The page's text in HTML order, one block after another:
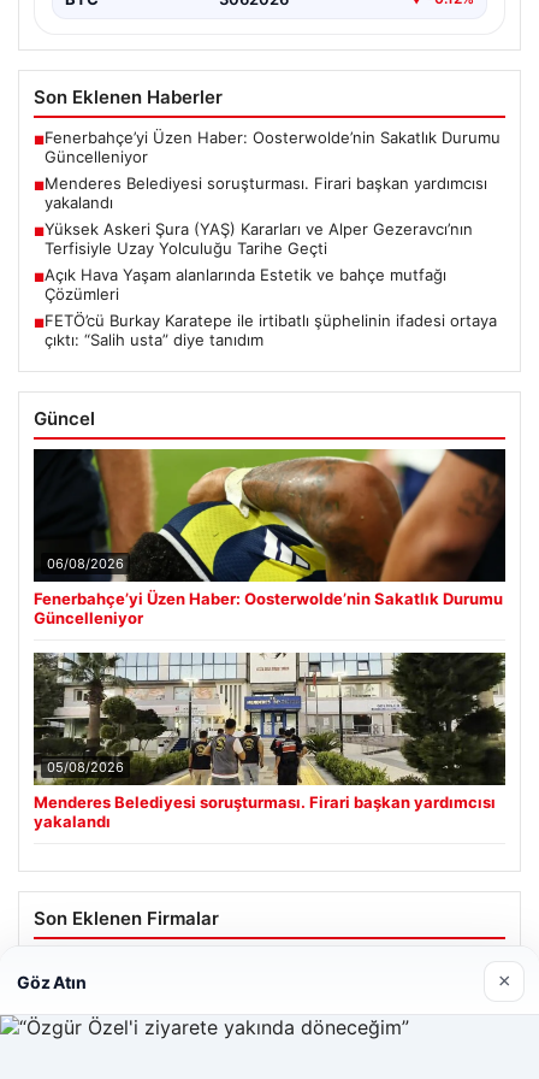
Son Eklenen Haberler
■Fenerbahçe’yi Üzen Haber: Oosterwolde’nin Sakatlık Durumu
Güncelleniyor
■Menderes Belediyesi soruşturması. Firari başkan yardımcısı
yakalandı
■Yüksek Askeri Şura (YAŞ) Kararları ve Alper Gezeravcı’nın
Terfisiyle Uzay Yolculuğu Tarihe Geçti
■Açık Hava Yaşam alanlarında Estetik ve bahçe mutfağı
Çözümleri
■FETÖ’cü Burkay Karatepe ile irtibatlı şüphelinin ifadesi ortaya
çıktı: “Salih usta” diye tanıdım
Güncel
06/08/2026
Fenerbahçe’yi Üzen Haber: Oosterwolde’nin Sakatlık Durumu
Güncelleniyor
05/08/2026
Menderes Belediyesi soruşturması. Firari başkan yardımcısı
yakalandı
Son Eklenen Firmalar
Göz Atın ×